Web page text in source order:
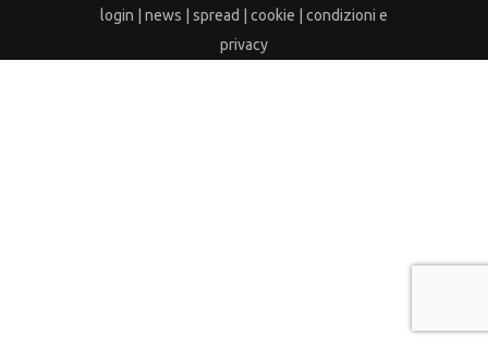
login
news spread cookie
condizioni e
privacy